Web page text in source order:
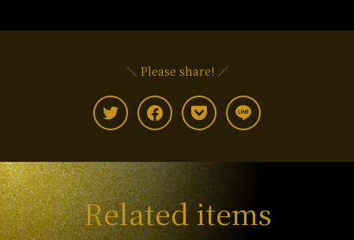
＼ Please share! ／
Related items